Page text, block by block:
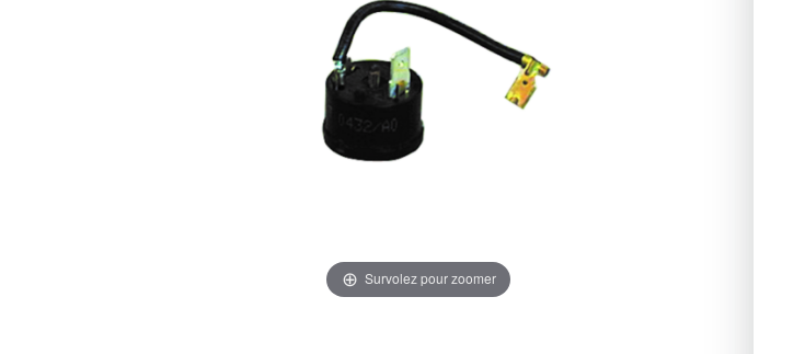
Survolez pour zoomer